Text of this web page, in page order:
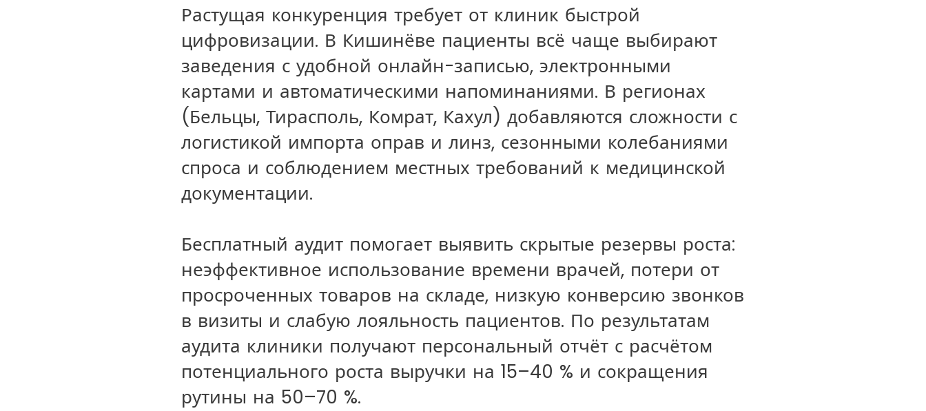
Растущая конкуренция требует от клиник быстрой
цифровизации. В Кишинёве пациенты всё чаще выбирают
заведения с удобной онлайн-записью, электронными
картами и автоматическими напоминаниями. В регионах
(Бельцы, Тирасполь, Комрат, Кахул) добавляются сложности с
логистикой импорта оправ и линз, сезонными колебаниями
спроса и соблюдением местных требований к медицинской
документации.
Бесплатный аудит помогает выявить скрытые резервы роста:
неэффективное использование времени врачей, потери от
просроченных товаров на складе, низкую конверсию звонков
в визиты и слабую лояльность пациентов. По результатам
аудита клиники получают персональный отчёт с расчётом
потенциального роста выручки на 15–40 % и сокращения
рутины на 50–70 %.